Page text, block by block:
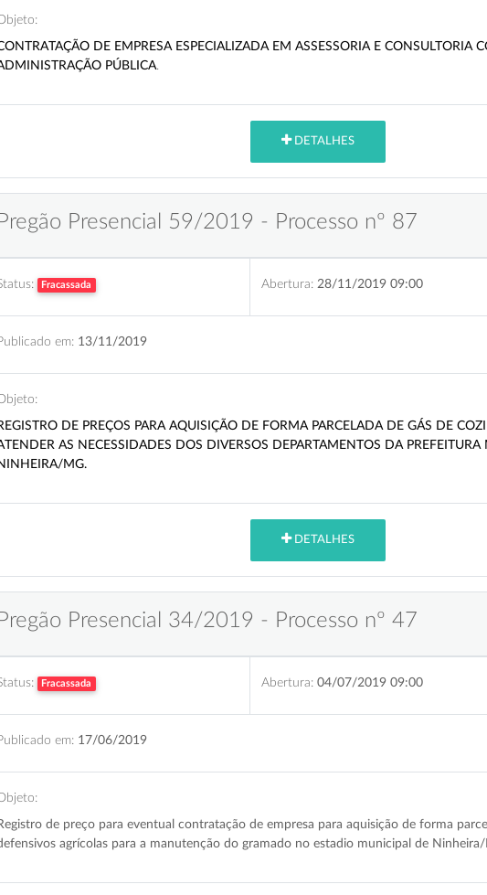
DE EMPRESA ESPECIALIZADA EM ASSESSORIA E CONSULTORIA
PÚBLICA
DETALHES
Pregão Presencial 59/2019 - Processo nº 87
Fracassada Abertura: 28/11/2019 09:00
em: 13/11/2019
DE PREÇOS PARA AQUISIÇÃO DE FORMA PARCELADA DE GÁS DE
AS NECESSIDADES DOS DIVERSOS DEPARTAMENTOS DA PREFEITURA
MG.
DETALHES
Pregão Presencial 34/2019 - Processo nº 47
Fracassada Abertura: 04/07/2019 09:00
em: 17/06/2019
de preço para eventual contratação de empresa para aquisição de forma
agrícolas para a manutenção do gramado no estadio municipal de